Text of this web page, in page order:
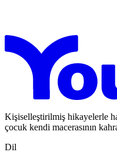
Kişiselleştirilmiş hikayelerle
çocuk kendi macerasının
Dil